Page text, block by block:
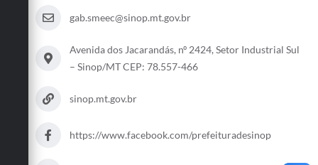
gab.smeec@sinop.mt.gov.br
Avenida dos Jacarandás, nº 2424, Setor Industrial Sul
– Sinop/MT CEP: 78.557-466
sinop.mt.gov.br
https://www.facebook.com/prefeituradesinop